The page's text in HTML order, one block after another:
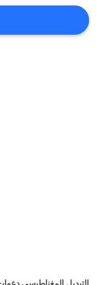
خريطة
الموقع